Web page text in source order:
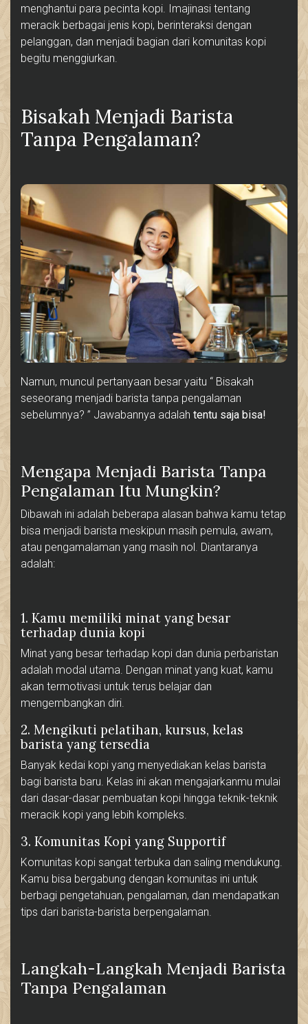
menghantui para pecinta kopi. Imajinasi tentang
meracik berbagai jenis kopi, berinteraksi dengan
pelanggan, dan menjadi bagian dari komunitas kopi
begitu menggiurkan.
Bisakah Menjadi Barista
Tanpa Pengalaman?
Namun, muncul pertanyaan besar yaitu “ Bisakah
seseorang menjadi barista tanpa pengalaman
sebelumnya? ” Jawabannya adalah tentu saja bisa!
Mengapa Menjadi Barista Tanpa
Pengalaman Itu Mungkin?
Dibawah ini adalah beberapa alasan bahwa kamu tetap
bisa menjadi barista meskipun masih pemula, awam,
atau pengamalaman yang masih nol. Diantaranya
adalah:
1. Kamu memiliki minat yang besar
terhadap dunia kopi
Minat yang besar terhadap kopi dan dunia perbaristan
adalah modal utama. Dengan minat yang kuat, kamu
akan termotivasi untuk terus belajar dan
mengembangkan diri.
2. Mengikuti pelatihan, kursus, kelas
barista yang tersedia
Banyak kedai kopi yang menyediakan kelas barista
bagi barista baru. Kelas ini akan mengajarkanmu mulai
dari dasar-dasar pembuatan kopi hingga teknik-teknik
meracik kopi yang lebih kompleks.
3. Komunitas Kopi yang Supportif
Komunitas kopi sangat terbuka dan saling mendukung.
Kamu bisa bergabung dengan komunitas ini untuk
berbagi pengetahuan, pengalaman, dan mendapatkan
tips dari barista-barista berpengalaman.
Langkah-Langkah Menjadi Barista
Tanpa Pengalaman